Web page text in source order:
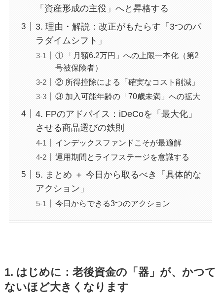
「資産形成の主役」へと昇格する
3. 理由・解説：改正がもたらす「3つのパ
ラダイムシフト」
① 「月額6.2万円」への上限一本化（第2
号被保険者）
② 所得控除による「確実なコスト削減」
③ 加入可能年齢の「70歳未満」への拡大
4. FPのアドバイス：iDeCoを「最大化」
させる商品選びの鉄則
インデックスファンドこそが最適解
運用期間とライフステージを意識する
5. まとめ ＋ 今日から取るべき「具体的な
アクション」
今日からできる3つのアクション
1. はじめに：老後資金の「器」が、かつて
ないほど大きくなります